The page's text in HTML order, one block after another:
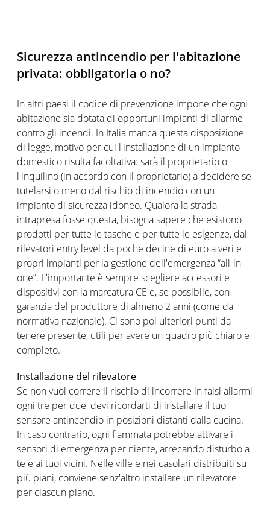
Sicurezza antincendio per l'abitazione
privata: obbligatoria o no?
In altri paesi il codice di prevenzione impone che ogni
abitazione sia dotata di opportuni impianti di allarme
contro gli incendi. In Italia manca questa disposizione
di legge, motivo per cui l'installazione di un impianto
domestico risulta facoltativa: sarà il proprietario o
l'inquilino (in accordo con il proprietario) a decidere se
tutelarsi o meno dal rischio di incendio con un
impianto di sicurezza idoneo. Qualora la strada
intrapresa fosse questa, bisogna sapere che esistono
prodotti per tutte le tasche e per tutte le esigenze, dai
rilevatori entry level da poche decine di euro a veri e
propri impianti per la gestione dell'emergenza “all-in-
one”. L'importante è sempre scegliere accessori e
dispositivi con la marcatura CE e, se possibile, con
garanzia del produttore di almeno 2 anni (come da
normativa nazionale). Ci sono poi ulteriori punti da
tenere presente, utili per avere un quadro più chiaro e
completo.
Installazione del rilevatore
Se non vuoi correre il rischio di incorrere in falsi allarmi
ogni tre per due, devi ricordarti di installare il tuo
sensore antincendio in posizioni distanti dalla cucina.
In caso contrario, ogni fiammata potrebbe attivare i
sensori di emergenza per niente, arrecando disturbo a
te e ai tuoi vicini. Nelle ville e nei casolari distribuiti su
più piani, conviene senz'altro installare un rilevatore
per ciascun piano.